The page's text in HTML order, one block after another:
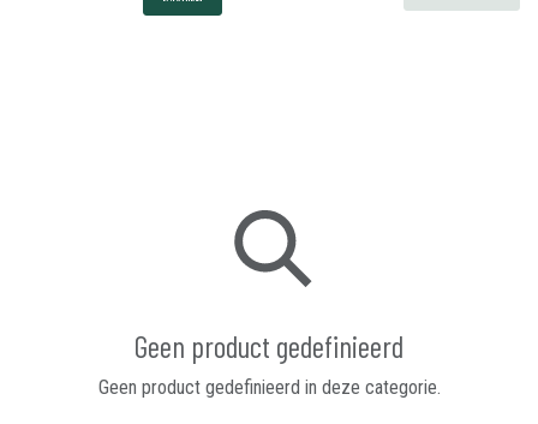
Geen product gedefinieerd
Geen product gedefinieerd in deze categorie.